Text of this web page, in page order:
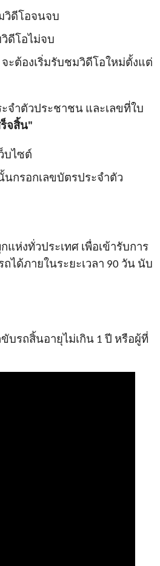
วิดีโอจนจบ
ดีโอไม่จบ
ะต้องเริ่มรับชมวิดีโอใหม่ตั้งแต่
จำตัวประชาชน และเลขที่ใบ
ร็จสิ้น"
บไซต์
นกรอกเลขบัตรประจำตัว
ห่งทั่วประเทศ เพื่อเข้ารับการ
ด้ภายในระยะเวลา 90 วัน นับ
บรถสิ้นอายุไม่เกิน 1 ปี หรือผู้ที่